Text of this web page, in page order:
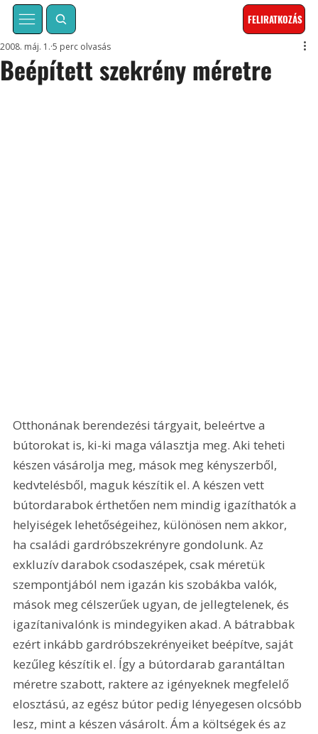
FELIRATKOZÁS
Beépített szekrény méretre
2008. máj. 1. 5 perc olvasás
Otthonának berendezési tárgyait, beleértve a
bútorokat is, ki-ki maga választja meg. Aki teheti
készen vásárolja meg, mások meg kényszerből,
kedvtelésből, maguk készítik el. A készen vett
bútordarabok érthetően nem mindig igazíthatók a
helyiségek lehetőségeihez, különösen nem akkor,
ha családi gardróbszekrényre gondolunk. Az
exkluzív darabok csodaszépek, csak méretük
szempontjából nem igazán kis szobákba valók,
mások meg célszerűek ugyan, de jellegtelenek, és
igazítanivalónk is mindegyiken akad. A bátrabbak
ezért inkább gardróbszekrényeiket beépítve, saját
kezűleg készítik el. Így a bútordarab garantáltan
méretre szabott, raktere az igényeknek megfelelő
elosztású, az egész bútor pedig lényegesen olcsóbb
lesz, mint a készen vásárolt. Ám a költségek és az